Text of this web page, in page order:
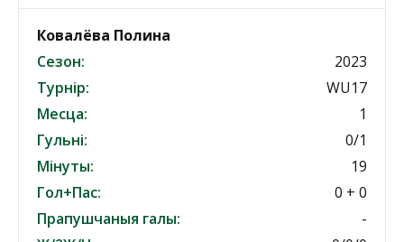
Ковалёва Полина
Сезон:
2023
Турнір:
WU17
Месца:
1
Гульні:
0/1
Мінуты:
19
Гол+Пас:
0 + 0
Прапушчаныя галы:
-